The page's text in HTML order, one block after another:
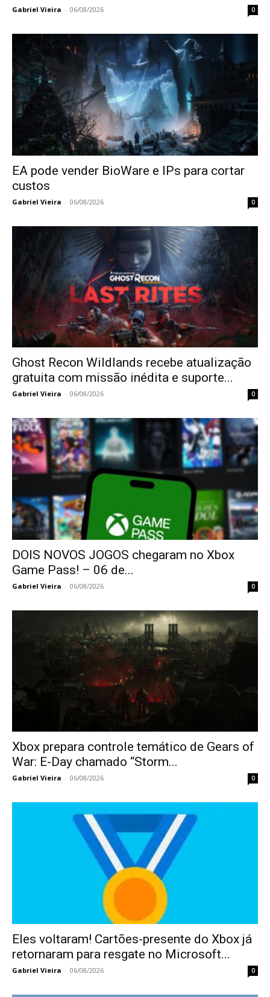
Gabriel Vieira - 06/08/2026 0
EA pode vender BioWare e IPs para cortar
custos
Gabriel Vieira - 06/08/2026 0
Ghost Recon Wildlands recebe atualização
gratuita com missão inédita e suporte...
Gabriel Vieira - 06/08/2026 0
DOIS NOVOS JOGOS chegaram no Xbox
Game Pass! – 06 de...
Gabriel Vieira - 06/08/2026 0
Xbox prepara controle temático de Gears of
War: E-Day chamado “Storm...
Gabriel Vieira - 06/08/2026 0
Eles voltaram! Cartões-presente do Xbox já
retornaram para resgate no Microsoft...
Gabriel Vieira - 06/08/2026 0